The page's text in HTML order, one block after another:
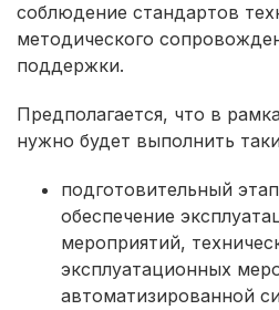
соблюдение стандартов
методического
поддержки.
Предполагается, что в
нужно будет выполнить
подготовительный
обеспечение
мероприятий,
эксплуатационных
автоматизированной